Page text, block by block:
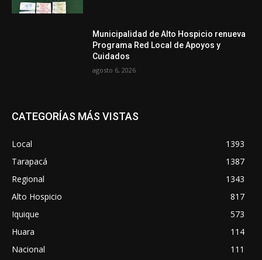
Municipalidad de Alto Hospicio renueva
Programa Red Local de Apoyos y
Cuidados
agosto 6, 2026
CATEGORÍAS MÁS VISTAS
Local
1393
Tarapacá
1387
Regional
1343
Alto Hospicio
817
Iquique
573
Huara
114
Nacional
111